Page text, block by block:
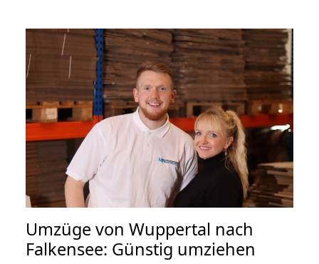
Umzüge von Wuppertal nach
Falkensee: Günstig umziehen